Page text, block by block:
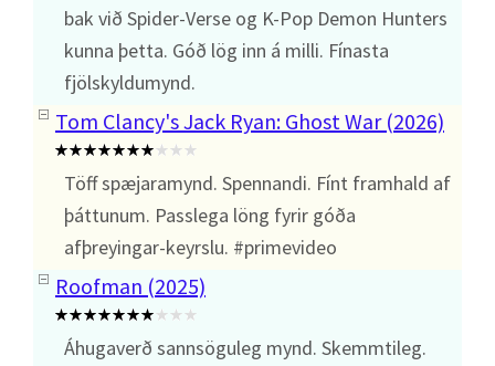
bak við Spider-Verse og K-Pop Demon Hunters
kunna þetta. Góð lög inn á milli. Fínasta
fjölskyldumynd.
Tom Clancy's Jack Ryan: Ghost War (2026)
Töff spæjaramynd. Spennandi. Fínt framhald af
þáttunum. Passlega löng fyrir góða
afþreyingar-keyrslu. #primevideo
Roofman (2025)
Áhugaverð sannsöguleg mynd. Skemmtileg.